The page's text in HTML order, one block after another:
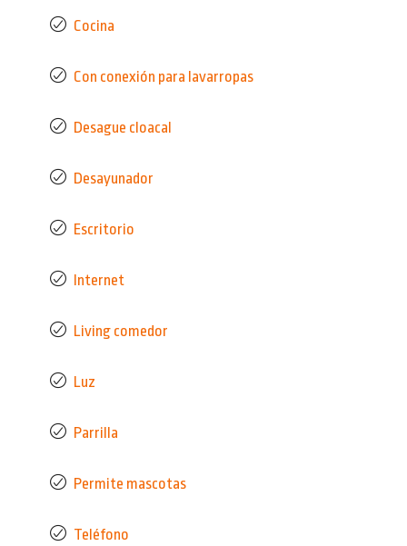
Cocina
Con conexión para lavarropas
Desague cloacal
Desayunador
Escritorio
Internet
Living comedor
Luz
Parrilla
Permite mascotas
Teléfono